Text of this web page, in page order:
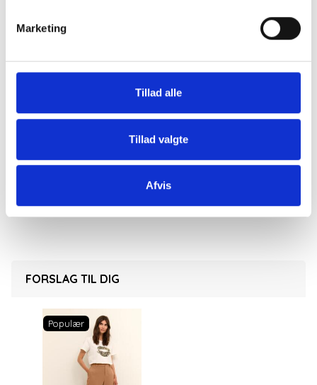
Marketing
Tillad alle
Tillad valgte
Afvis
Bukserne er brede både i lår og benet. I str. Large er
Benlængden er 76 Cm
Stoffet er tyndt og glat med en vis tyngde, så det
FORSLAG TIL DIG
Populær